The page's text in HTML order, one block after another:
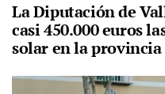
La Diputación de
casi 450.000 euros
solar en la provincia